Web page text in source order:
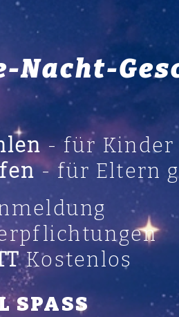
Nacht-
- für Kinder
- für Eltern
Kostenlos
SPASS